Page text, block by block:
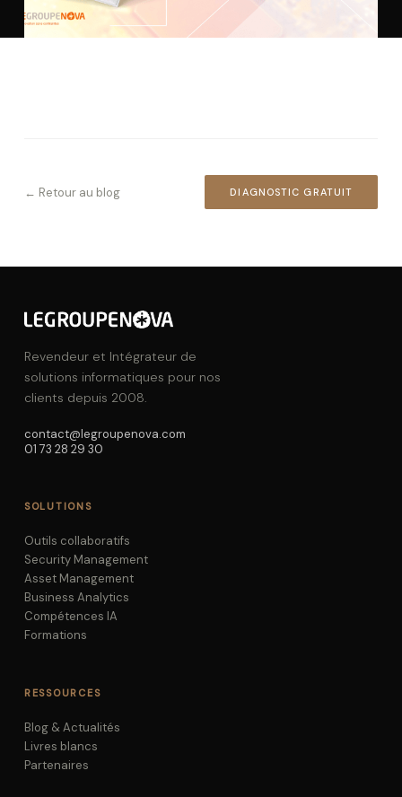
← Retour au blog DIAGNOSTIC GRATUIT
Revendeur et Intégrateur de
solutions informatiques pour nos
clients depuis 2008.
contact@legroupenova.com
01 73 28 29 30
SOLUTIONS
Outils collaboratifs
Security Management
Asset Management
Business Analytics
Compétences IA
Formations
RESSOURCES
Blog & Actualités
Livres blancs
Partenaires